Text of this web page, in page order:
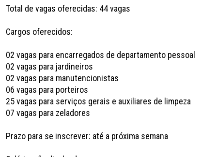
Total de vagas oferecidas: 44 vagas
Cargos oferecidos:
02 vagas para encarregados de departamento pessoal
02 vagas para jardineiros
02 vagas para manutencionistas
06 vagas para porteiros
25 vagas para serviços gerais e auxiliares de limpeza
07 vagas para zeladores
Prazo para se inscrever: até a próxima semana